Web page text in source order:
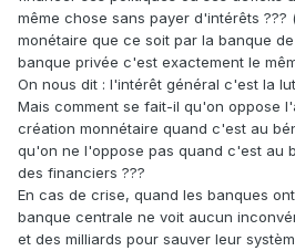
même chose sans payer d'intérêts
monétaire que ce soit par la banque
banque privée c'est exactement le
On nous dit : l'intérêt général c'est la
Mais comment se fait-il qu'on oppose
création monnétaire quand c'est au
qu'on ne l'oppose pas quand c'est au
des financiers ???
En cas de crise, quand les banques
banque centrale ne voit aucun
et des milliards pour sauver leur